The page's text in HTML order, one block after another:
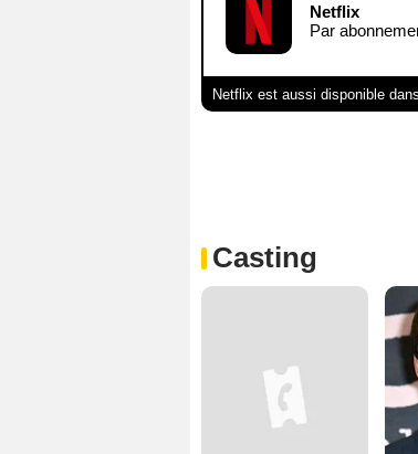
Netflix
Par
Netflix est aussi disponible
Casting